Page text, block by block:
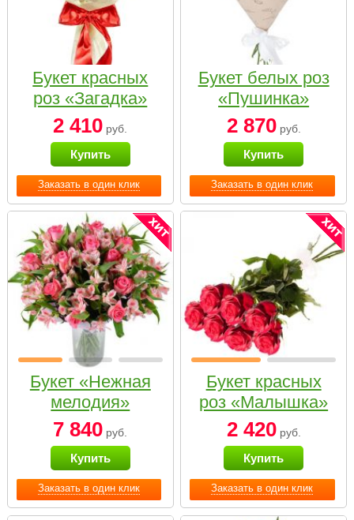
Заказать в один клик
Букет красных
роз «Загадка»
2 410 руб.
Купить
Заказать в один клик
Букет белых роз
«Пушинка»
2 870руб.
Купить
Заказать в один клик
Букет «Нежная
мелодия»
7 840 руб.
Купить
Заказать в один клик
Букет красных
роз «Малышка»
2 420руб.
Купить